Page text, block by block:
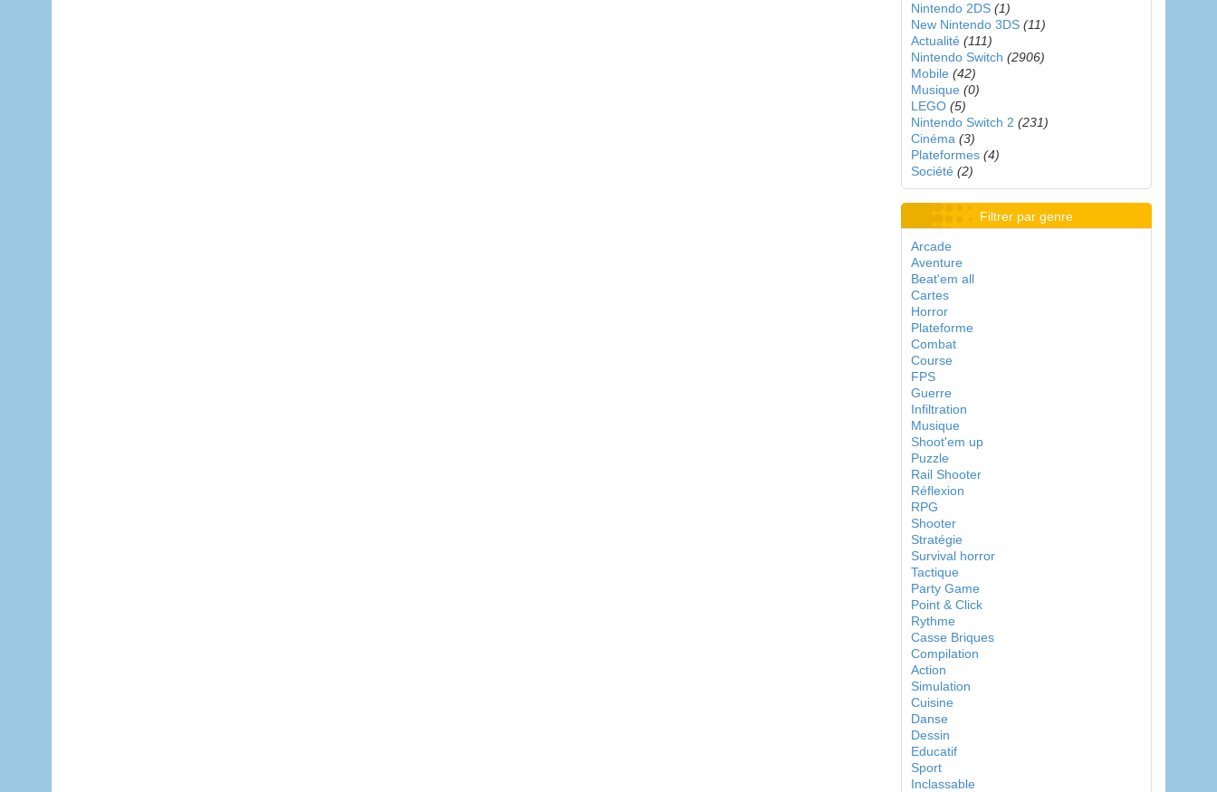
Nintendo 2DS (1)
New Nintendo 3DS (11)
Actualité (111)
Nintendo Switch (2906)
Mobile (42)
Musique (0)
LEGO (5)
Nintendo Switch 2 (231)
Cinéma (3)
Plateformes (4)
Société (2)
Filtrer par genre
Arcade
Aventure
Beat'em all
Cartes
Horror
Plateforme
Combat
Course
FPS
Guerre
Infiltration
Musique
Shoot'em up
Puzzle
Rail Shooter
Réflexion
RPG
Shooter
Stratégie
Survival horror
Tactique
Party Game
Point & Click
Rythme
Casse Briques
Compilation
Action
Simulation
Cuisine
Danse
Dessin
Educatif
Sport
Inclassable